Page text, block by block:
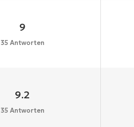
9
35 Antworten
9.2
35 Antworten